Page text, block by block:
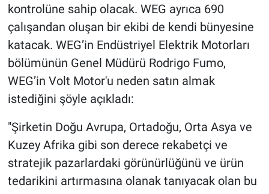
kontrolüne sahip olacak. WEG ayrıca 690
çalışandan oluşan bir ekibi de kendi bünyesine
katacak. WEG’in Endüstriyel Elektrik Motorları
bölümünün Genel Müdürü Rodrigo Fumo,
WEG’in Volt Motor'u neden satın almak
istediğini şöyle açıkladı:
"Şirketin Doğu Avrupa, Ortadoğu, Orta Asya ve
Kuzey Afrika gibi son derece rekabetçi ve
stratejik pazarlardaki görünürlüğünü ve ürün
tedarikini artırmasına olanak tanıyacak olan bu